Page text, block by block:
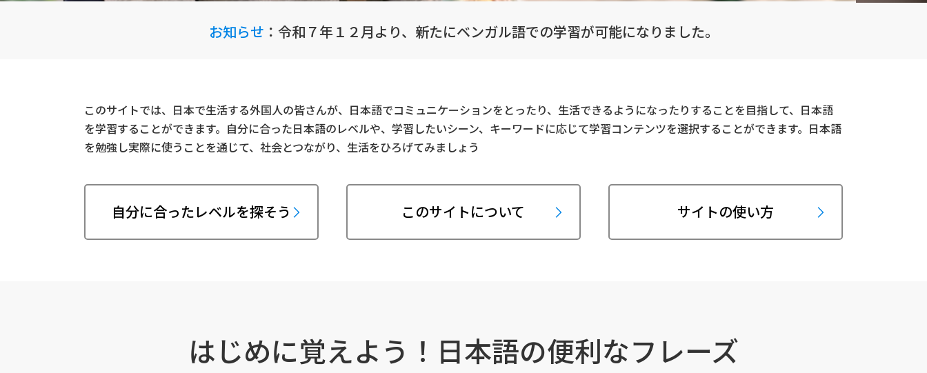
お知らせ ： 令和７年１２月より、新たにベンガル語での学習が可能になりました。
このサイトでは、日本で生活する外国人の皆さんが、日本語でコミュニケーションをとったり、生活できるようになったりすることを目指して、日本語
を学習することができます。自分に合った日本語のレベルや、学習したいシーン、キーワードに応じて学習コンテンツを選択することができます。日本語
を勉強し実際に使うことを通じて、社会とつながり、生活をひろげてみましょう
自分に合ったレベルを探そう このサイトについて サイトの使い方
はじめに覚えよう！日本語の便利なフレーズ